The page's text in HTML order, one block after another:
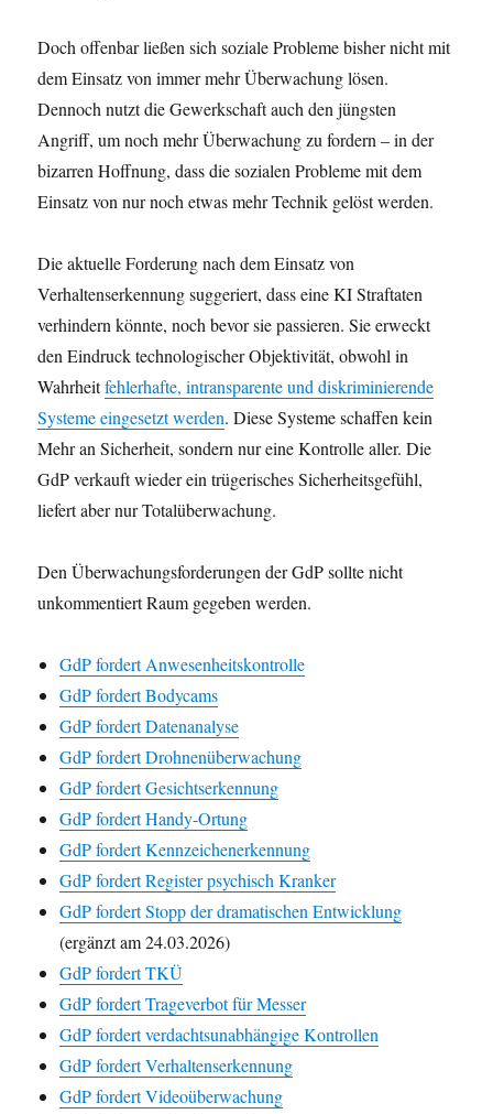
Doch offenbar ließen sich soziale Probleme bisher nicht mit
dem Einsatz von immer mehr Überwachung lösen.
Dennoch nutzt die Gewerkschaft auch den jüngsten
Angriff, um noch mehr Überwachung zu fordern ‒ in der
bizarren Hoffnung, dass die sozialen Probleme mit dem
Einsatz von nur noch etwas mehr Technik gelöst werden.
Die aktuelle Forderung nach dem Einsatz von
Verhaltenserkennung suggeriert, dass eine KI Straftaten
verhindern könnte, noch bevor sie passieren. Sie erweckt
den Eindruck technologischer Objektivität, obwohl in
Wahrheitfehlerhafte, intransparente und diskriminierende
Systeme eingesetzt werden. Diese Systeme schaffen kein
Mehr an Sicherheit, sondern nur eine Kontrolle aller. Die
GdP verkauft wieder ein trügerisches Sicherheitsgefühl,
liefert aber nur Totalüberwachung.
Den Überwachungsforderungen der GdP sollte nicht
unkommentiert Raum gegeben werden.
GdP fordert Anwesenheitskontrolle
GdP fordert Bodycams
GdP fordert Datenanalyse
GdP fordert Drohnenüberwachung
GdP fordert Gesichtserkennung
GdP fordert Handy-Ortung
GdP fordert Kennzeichenerkennung
GdP fordert Register psychisch Kranker
GdP fordert Stopp der dramatischen Entwicklung
(ergänzt am 24.03.2026)
GdP fordert TKÜ
GdP fordert Trageverbot für Messer
GdP fordert verdachtsunabhängige Kontrollen
GdP fordert Verhaltenserkennung
GdP fordert Videoüberwachung